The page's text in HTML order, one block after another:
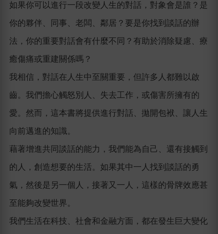
如果你可以進行一段改變人生的對話，對象會是誰？是
你的夥伴、同事、老闆、鄰居？要是你找到談話的辦
法，你的重要對話會有什麼不同？有助於消除疑慮、療
癒傷痛或重建關係嗎？
我相信，對話在人生中至關重要，但許多人都難以啟
齒。我們擔心觸怒別人、失去工作，或傷害所擁有的
愛。然而，這本書將提供進行對話、拋開包袱、讓人生
向前邁進的知識。
藉著增進共同談話的能力，我們能為自己、還有接觸到
的人，創造想要的生活。如果其中一人找到談話的勇
氣，然後是另一個人，接著又一人，這樣的骨牌效應甚
至能夠改變世界。
我們生活在科技、社會和金融方面，都在發生巨大變化